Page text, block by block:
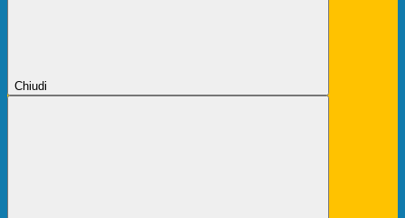
Chiudi